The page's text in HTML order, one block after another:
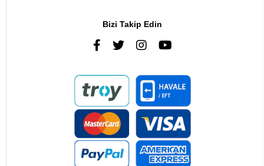
Bizi Takip Edin